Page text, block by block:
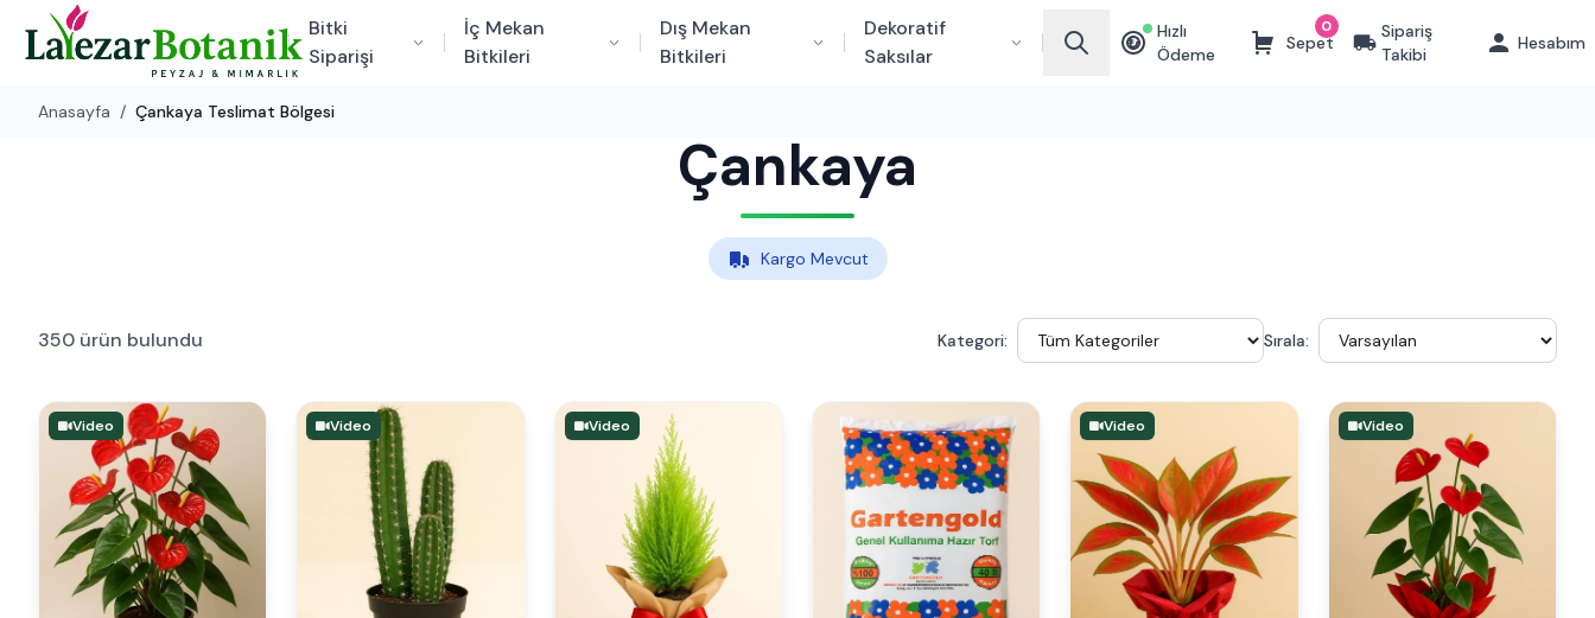
Bitki
Siparişi
İç Mekan
Bitkileri
Dış Mekan
Bitkileri
Dekoratif
Saksılar
₺
Hızlı
Ödeme
Sepet
0
Sipariş
Takibi
Hesabım
Anasayfa / Çankaya Teslimat Bölgesi
Çankaya
Kargo Mevcut
350 ürün bulundu Kategori: Sırala:
Video Video Video Video Video